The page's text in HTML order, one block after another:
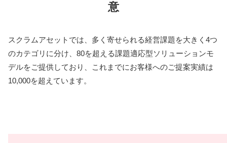
意
スクラムアセットでは、多く寄せられる経営課題を大きく4つ
のカテゴリに分け、80を超える課題適応型ソリューションモ
デルをご提供しており、これまでにお客様へのご提案実績は
10,000を超えています。